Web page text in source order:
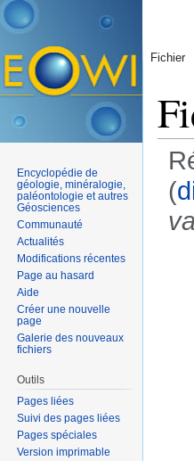
(
Fichier
Encyclopédie de
géologie, minéralogie,
paléontologie et autres
Géosciences
Communauté
Actualités
Modifications récentes
Page au hasard
Aide
Créer une nouvelle
page
Galerie des nouveaux
fichiers
Outils
Pages liées
Suivi des pages liées
Pages spéciales
Version imprimable